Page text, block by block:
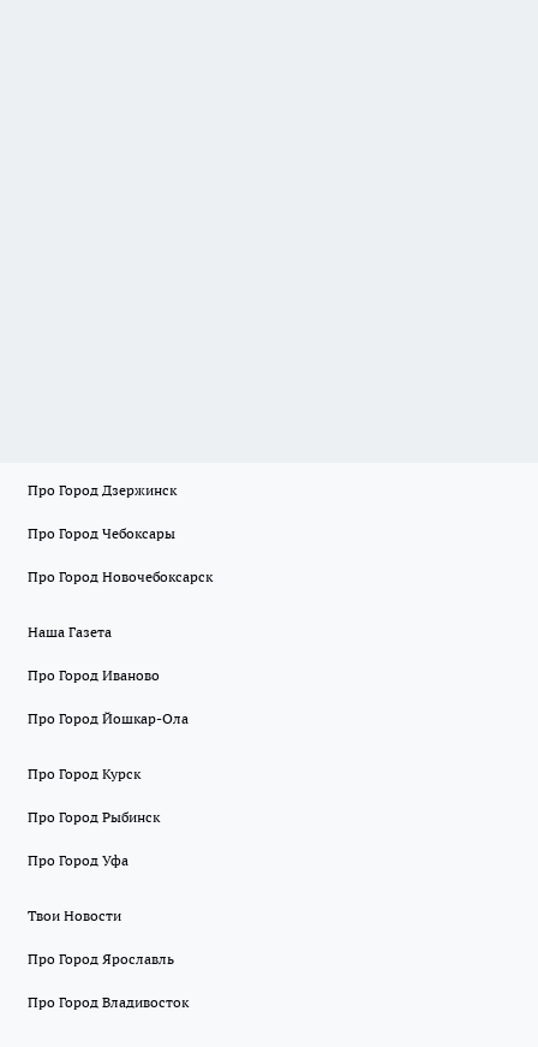
Про Город Дзержинск
Про Город Чебоксары
Про Город Новочебоксарск
Наша Газета
Про Город Иваново
Про Город Йошкар-Ола
Про Город Курск
Про Город Рыбинск
Про Город Уфа
Твои Новости
Про Город Ярославль
Про Город Владивосток